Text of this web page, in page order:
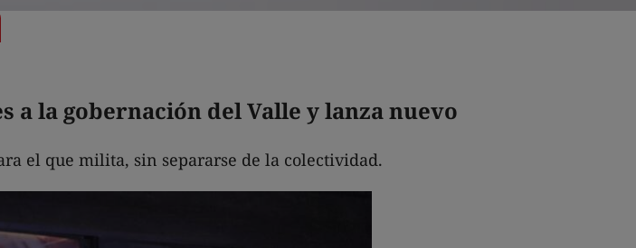
a la gobernación del Valle y lanza nuevo
el que milita, sin separarse de la colectividad.